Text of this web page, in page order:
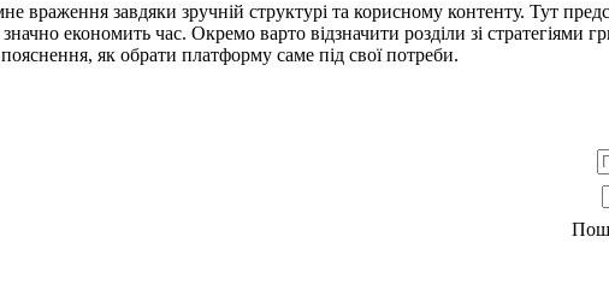
враження завдяки зручній структурі та корисному контенту. Тут
економить час. Окремо варто відзначити розділи зі стратегіями
як обрати платформу саме під свої потреби.